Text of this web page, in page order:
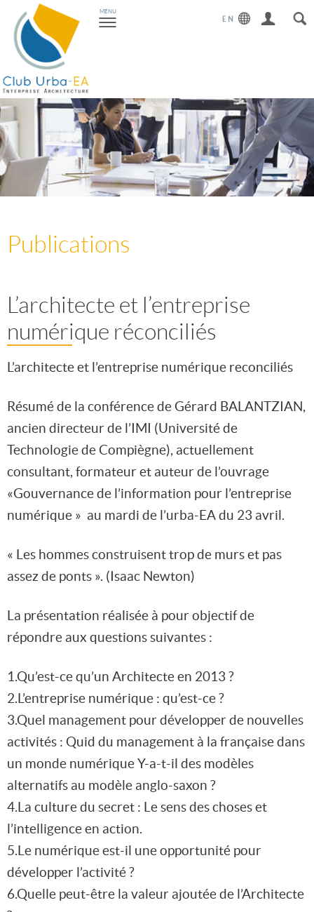
Toggle
navigation
MENU
Publications
L’architecte et l’entreprise
numérique réconciliés
L’architecte et l’entreprise numérique reconciliés
Résumé de la conférence de Gérard BALANTZIAN,
ancien directeur de l’IMI (Université de
Technologie de Compiègne), actuellement
consultant, formateur et auteur de l’ouvrage
«Gouvernance de l’information pour l’entreprise
numérique » au mardi de l’urba-EA du 23 avril.
« Les hommes construisent trop de murs et pas
assez de ponts ». (Isaac Newton)
La présentation réalisée à pour objectif de
répondre aux questions suivantes :
1.Qu’est-ce qu’un Architecte en 2013 ?
2.L’entreprise numérique : qu’est-ce ?
3.Quel management pour développer de nouvelles
activités : Quid du management à la française dans
un monde numérique Y-a-t-il des modèles
alternatifs au modèle anglo-saxon ?
4.La culture du secret : Le sens des choses et
l’intelligence en action.
5.Le numérique est-il une opportunité pour
développer l’activité ?
6.Quelle peut-être la valeur ajoutée de l’Architecte